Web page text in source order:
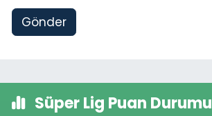
Gönder
Süper Lig Puan Durumu